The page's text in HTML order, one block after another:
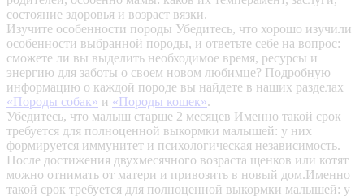
состояние здоровья и возраст вязки.
Изучите особенности породы Убедитесь, что хорошо изучили
особенности выбранной породы, и ответьте себе на вопрос:
сможете ли вы выделить необходимое время, ресурсы и
энергию для заботы о своем новом любимце? Подробную
информацию о каждой породе вы найдете в наших разделах
«Породы собак» и «Породы кошек».
Убедитесь, что малыш старше 2 месяцев Именно такой срок
требуется для полноценной выкормки малышей: у них
формируется иммунитет и психологическая независимость.
После достижения двухмесячного возраста щенков или котят
можно отнимать от матери и привозить в новый дом.Именно
такой срок требуется для полноценной выкормки малышей: у